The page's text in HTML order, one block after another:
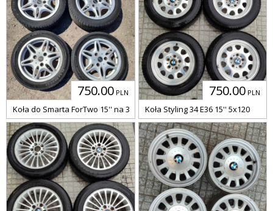
750.00 PLN
Koła do Smarta ForTwo 15'' na 3 śruby
750.00 PLN
Koła Styling 34 E36 15'' 5x120